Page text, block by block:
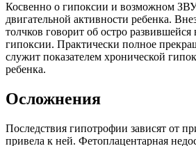
Косвенно о гипоксии и возможном
двигательной активности ребенка.
толчков говорит об остро
гипоксии. Практически полное
служит показателем хронической
ребенка.
Осложнения
Последствия гипотрофии зависят от
привела к ней. Фетоплацентарная